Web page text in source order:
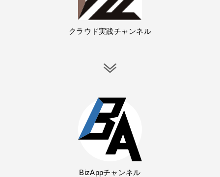
クラウド実践チャンネル
BizAppチャンネル